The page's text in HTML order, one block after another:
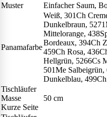
Muster
Einfacher Saum,
Panamafarbe
Weiß, 301Ch
Dunkelbraun,
Mittelorange,
Bordeaux, 394Ch
459Ch Rosa,
Hellgrün, 5266Cs
501Me
Dunkelblau,
Tischläufer
Masse
Kurze Seite
50 cm